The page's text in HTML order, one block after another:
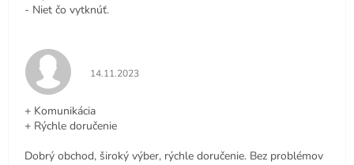
- Niet čo vytknúť.
Hodnotenie obchodu je 5 z 5 hviezdičiek.
14.11.2023
+ Komunikácia
+ Rýchle doručenie
Dobrý obchod, široký výber, rýchle doručenie. Bez problémov